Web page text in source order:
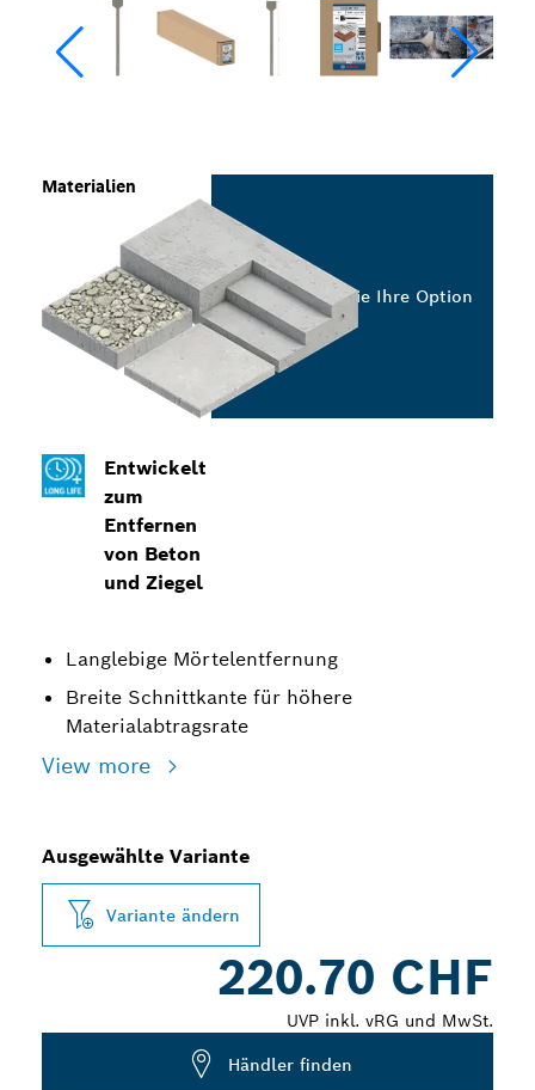
Entwickelt
zum
Entfernen
von Beton
und Ziegel
Langlebige Mörtelentfernung
Breite Schnittkante für höhere
Materialabtragsrate
View more
Materialien
Wählen Sie Ihre Option
Ausgewählte Variante
Variante ändern
220.70 CHF
UVP inkl. vRG und MwSt.
Händler finden